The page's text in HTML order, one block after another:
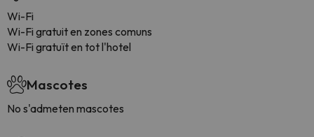
Wi-Fi
Wi-Fi gratuit en zones comuns
Wi-Fi gratuït en tot l'hotel
Mascotes
No s'admeten mascotes